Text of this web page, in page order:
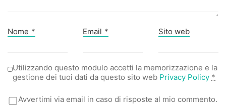
Nome * Email * Sito web
Utilizzando questo modulo accetti la memorizzazione e la
gestione dei tuoi dati da questo sito web Privacy Policy *
Avvertimi via email in caso di risposte al mio commento.